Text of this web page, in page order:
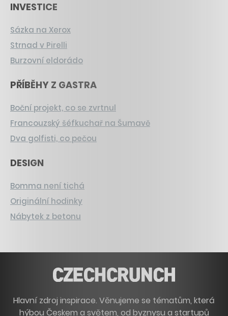
INVESTICE
Sázka na Xerox
Strnad v Pirelli
Burzovní eldorádo
PŘÍBĚHY Z GASTRA
Boční projekt, co se zvrtnul
Francouzský šéfkuchař na Šumavě
Dva golfisti, co pečou
DESIGN
Bomma není tichá
Originální hodinky
Nábytek z betonu
Hlavní zdroj inspirace. Věnujeme se tématům, která
hýbou Českem a světem, od byznysu a startupů